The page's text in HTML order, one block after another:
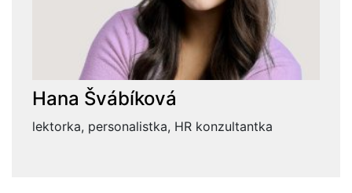
Hana Švábíková
lektorka, personalistka, HR konzultantka